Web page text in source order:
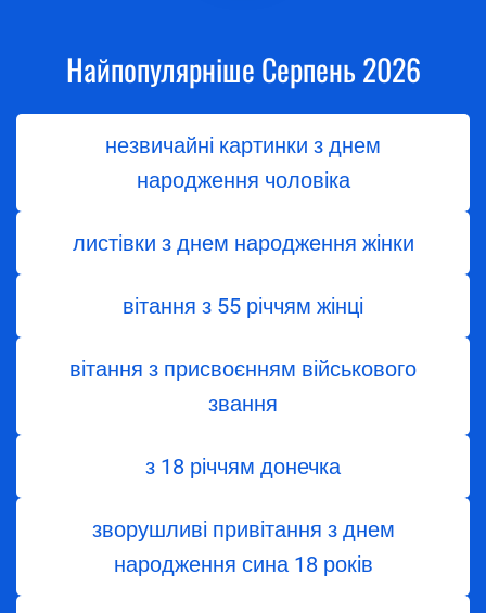
Найпопулярніше Серпень 2026
незвичайні картинки з днем
народження чоловіка
листівки з днем народження жінки
вітання з 55 річчям жінці
вітання з присвоєнням військового
звання
з 18 річчям донечка
зворушливі привітання з днем
народження сина 18 років